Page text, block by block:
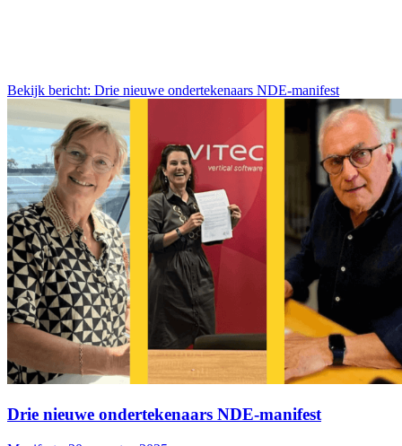
Bekijk bericht: Drie nieuwe ondertekenaars NDE-manifest
Drie nieuwe ondertekenaars NDE-manifest